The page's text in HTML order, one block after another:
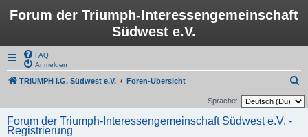
Forum der Triumph-Interessengemeinschaft
Südwest e.V.
FAQ
Anmelden
TRIUMPH I.G. Südwest e.V. Foren-Übersicht
u
Sprache:
Forum der Triumph-Interessengemeinschaft Südwest e.V. -
Registrierung